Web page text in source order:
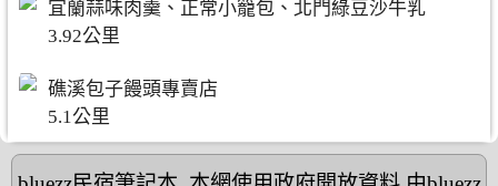
宜蘭蒜味肉羹、正常小籠包、北門綠豆沙牛乳
3.92公里
礁溪包子饅頭專賣店
5.1公里